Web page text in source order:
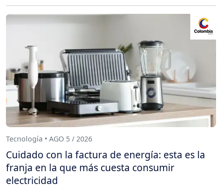
Tecnología • AGO 5 / 2026
Cuidado con la factura de energía: esta es la
franja en la que más cuesta consumir
electricidad